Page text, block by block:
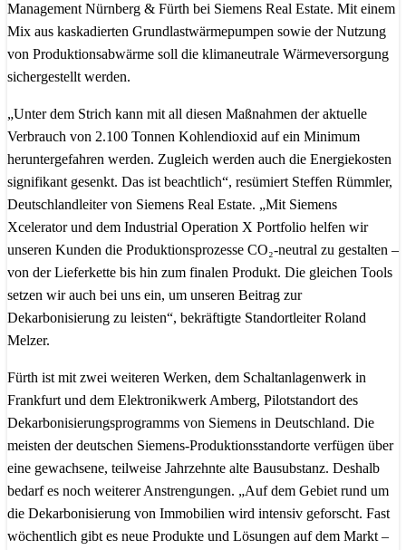
Management Nürnberg & Fürth bei Siemens Real Estate. Mit einem
Mix aus kaskadierten Grundlastwärmepumpen sowie der Nutzung
von Produktionsabwärme soll die klimaneutrale Wärmeversorgung
sichergestellt werden.
„Unter dem Strich kann mit all diesen Maßnahmen der aktuelle
Verbrauch von 2.100 Tonnen Kohlendioxid auf ein Minimum
heruntergefahren werden. Zugleich werden auch die Energiekosten
signifikant gesenkt. Das ist beachtlich“, resümiert Steffen Rümmler,
Deutschlandleiter von Siemens Real Estate. „Mit Siemens
Xcelerator und dem Industrial Operation X Portfolio helfen wir
unseren Kunden die Produktionsprozesse CO₂-neutral zu gestalten –
von der Lieferkette bis hin zum finalen Produkt. Die gleichen Tools
setzen wir auch bei uns ein, um unseren Beitrag zur
Dekarbonisierung zu leisten“, bekräftigte Standortleiter Roland
Melzer.
Fürth ist mit zwei weiteren Werken, dem Schaltanlagenwerk in
Frankfurt und dem Elektronikwerk Amberg, Pilotstandort des
Dekarbonisierungsprogramms von Siemens in Deutschland. Die
meisten der deutschen Siemens-Produktionsstandorte verfügen über
eine gewachsene, teilweise Jahrzehnte alte Bausubstanz. Deshalb
bedarf es noch weiterer Anstrengungen. „Auf dem Gebiet rund um
die Dekarbonisierung von Immobilien wird intensiv geforscht. Fast
wöchentlich gibt es neue Produkte und Lösungen auf dem Markt –